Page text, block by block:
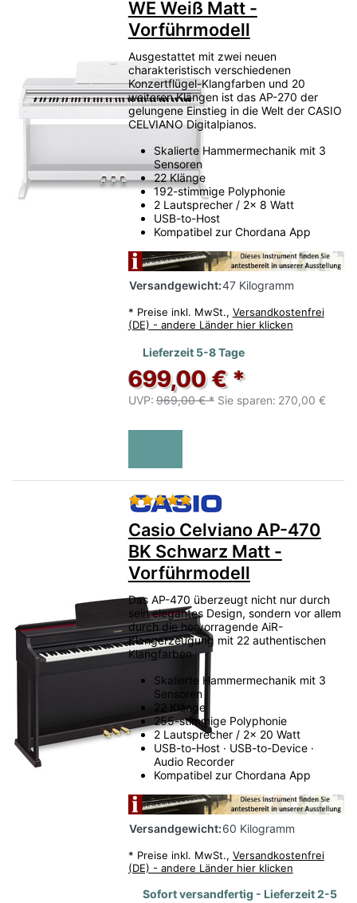
attraktiv kaufen möchten.
Einzelstücke
Versandretouren
Sonderpreise
Von Bauer-Music kontrolliert.
Attraktive Preise sichern.
Nur solange verfügbar.
Hier finden Sie Ihr persönliches
WE Weiß Matt -
Vorführmodell
Ausgestattet mit zwei neuen
charakteristisch verschiedenen
Konzertflügel-Klangfarben und 20
weiteren Klängen ist das AP-270 der
gelungene Einstieg in die Welt der CASIO
CELVIANO Digitalpianos.
Skalierte Hammermechanik mit 3
Sensoren
22 Klänge
192-stimmige Polyphonie
2 Lautsprecher / 2x 8 Watt
USB-to-Host
Kompatibel zur Chordana App
Versandgewicht:47 Kilogramm
* Preise inkl. MwSt., Versandkostenfrei
(DE) - andere Länder hier klicken
Lieferzeit 5-8 Tage
699,00 € *
UVP: 969,00 € * Sie sparen: 270,00 €
Bewertung: 5 von 5
Casio Celviano AP-470
BK Schwarz Matt -
Vorführmodell
Das AP-470 überzeugt nicht nur durch
sein elegantes Design, sondern vor allem
durch die hervorragende AiR-
Klangerzeugung mit 22 authentischen
Klangfarben
Skalierte Hammermechanik mit 3
Sensoren
22 Klänge
255-stimmige Polyphonie
2 Lautsprecher / 2x 20 Watt
USB-to-Host · USB-to-Device ·
Audio Recorder
Kompatibel zur Chordana App
Versandgewicht:60 Kilogramm
* Preise inkl. MwSt., Versandkostenfrei
(DE) - andere Länder hier klicken
Sofort versandfertig - Lieferzeit 2-5